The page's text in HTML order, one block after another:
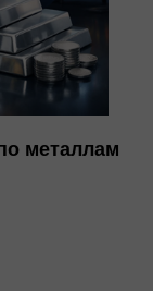
металлам